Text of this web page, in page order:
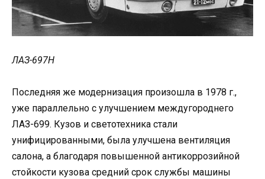
ЛАЗ-697Н
Последняя же модернизация произошла в 1978 г.,
уже параллельно с улучшением междугороднего
ЛАЗ-699. Кузов и светотехника стали
унифицированными, была улучшена вентиляция
салона, а благодаря повышенной антикоррозийной
стойкости кузова средний срок службы машины